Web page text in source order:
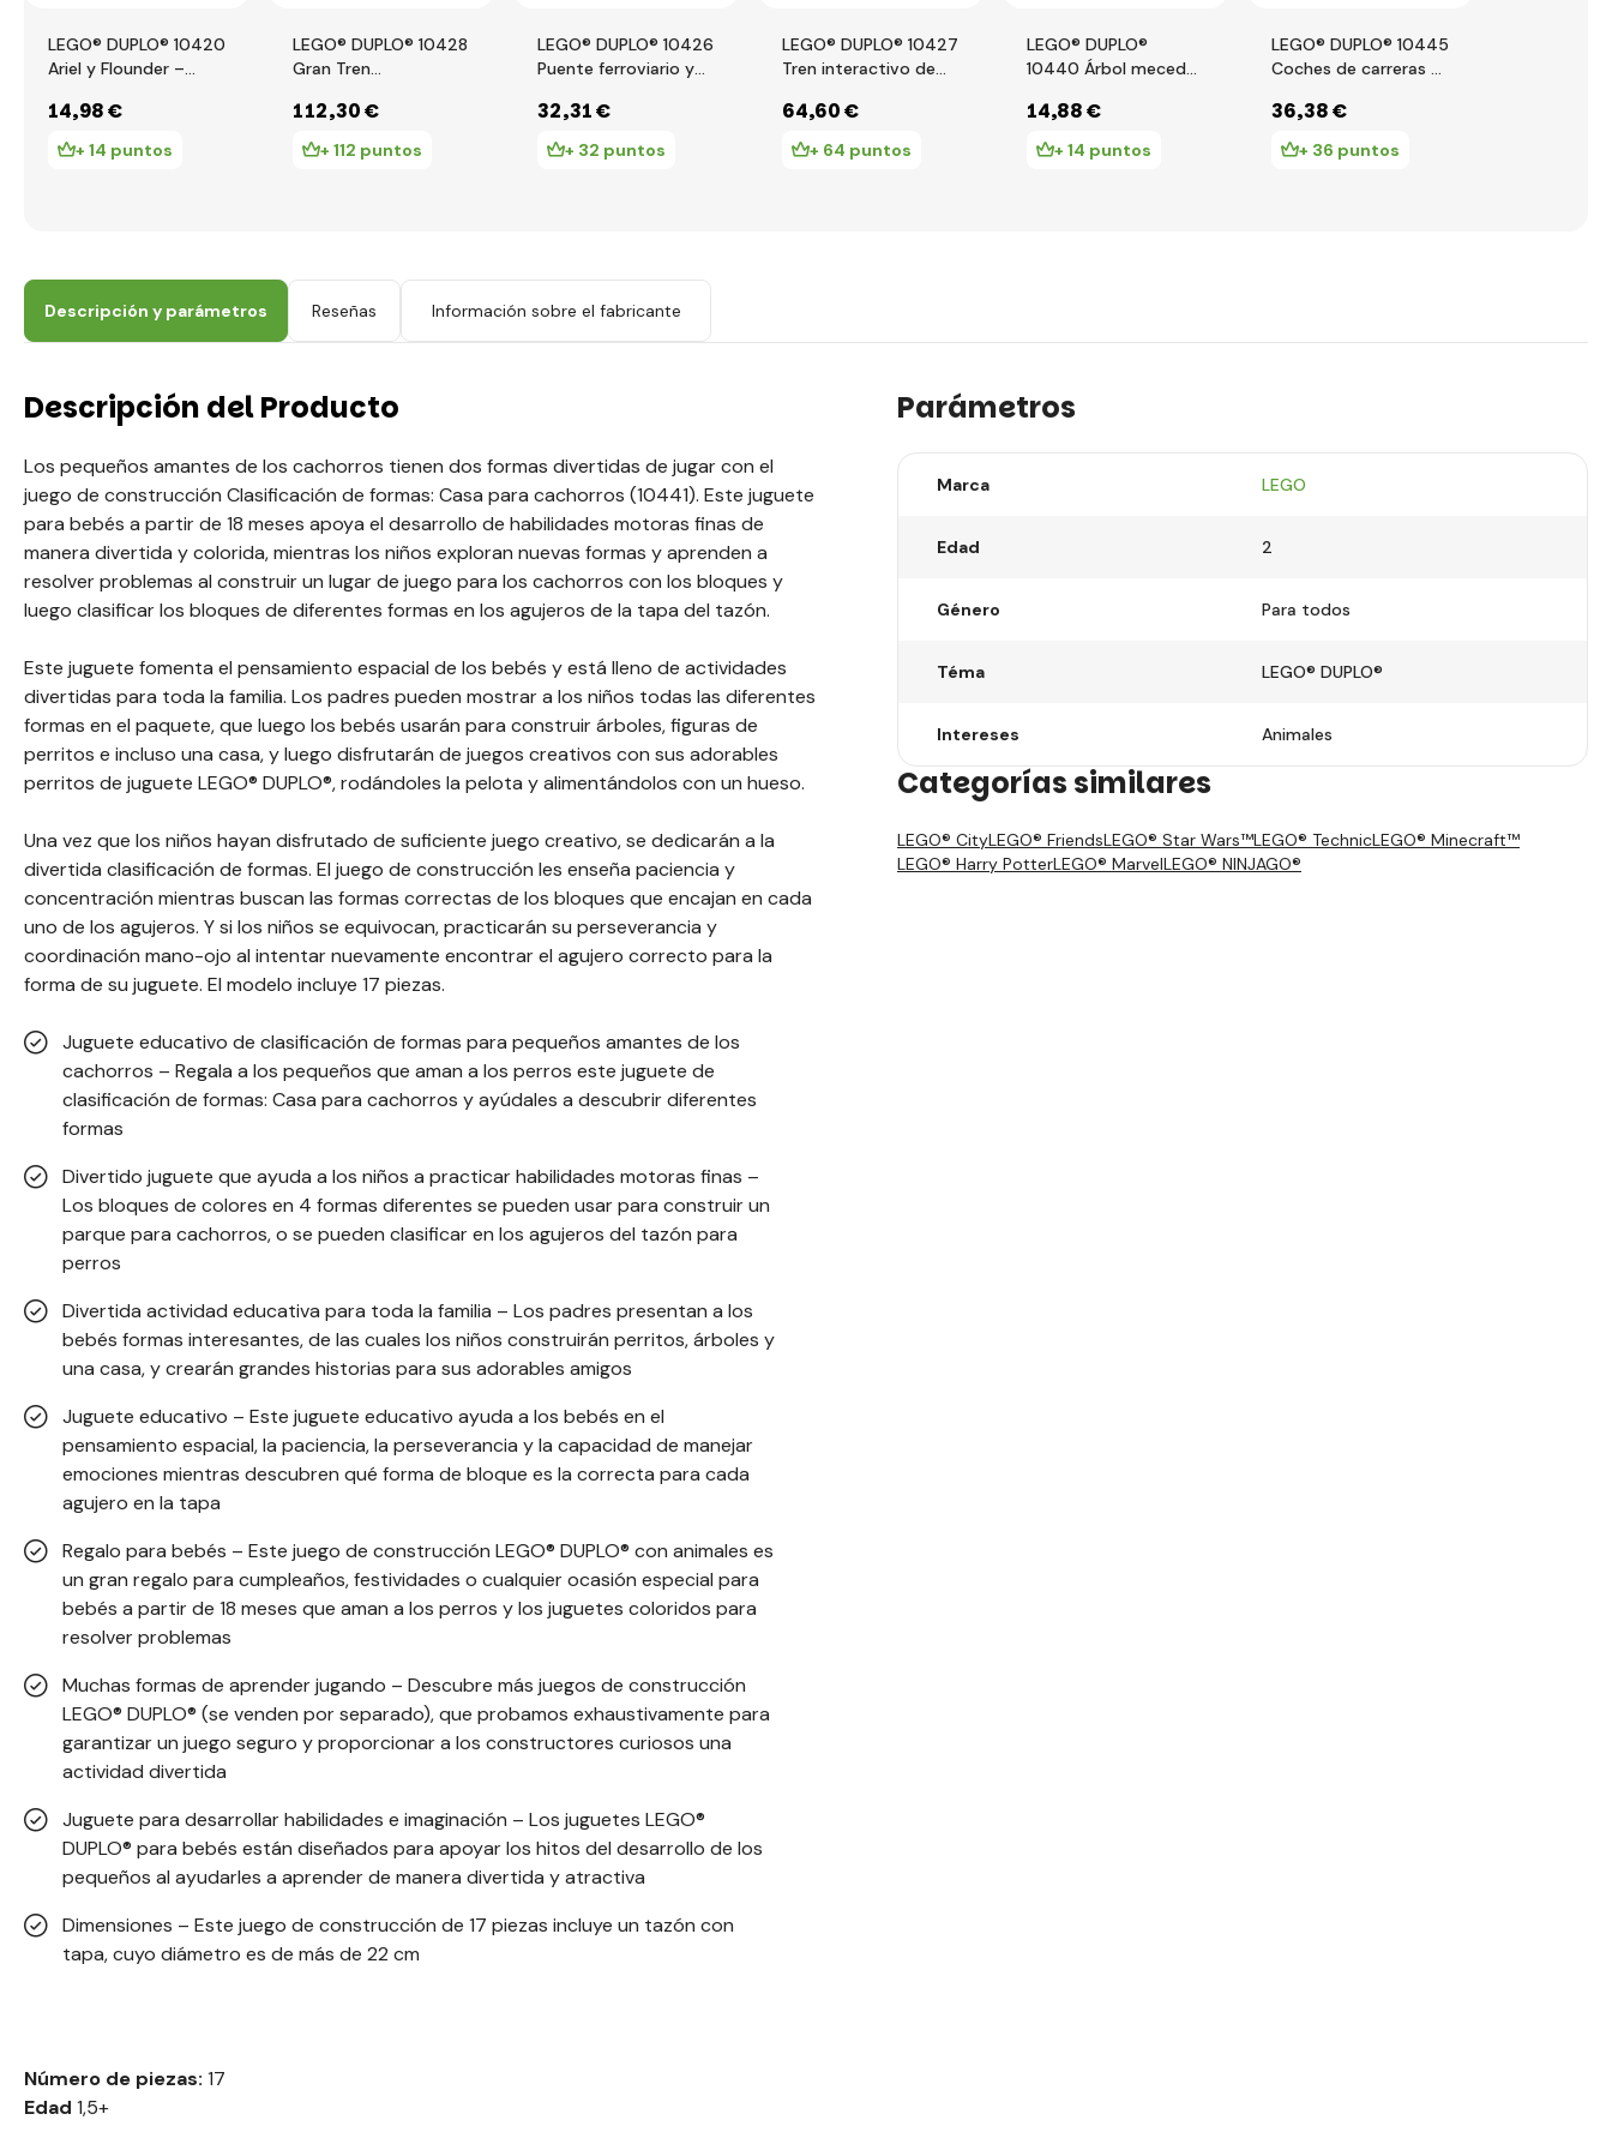
LEGO® DUPLO® 10420
Ariel y Flounder –
14,98 €
+ 14 puntos
LEGO® DUPLO® 10428
Gran Tren
Interactivo
112,30 €
+ 112 puntos
LEGO® DUPLO® 10426
Puente ferroviario y
expansión
32,31 €
+ 32 puntos
LEGO® DUPLO® 10427
Tren interactivo de
64,60 €
+ 64 puntos
LEGO® DUPLO®
10440 Árbol mecedor
14,88 €
+ 14 puntos
LEGO® DUPLO® 10445
Coches de carreras y
equipo F1®
36,38 €
+ 36 puntos
Descripción y parámetros Reseñas Información sobre el fabricante
Descripción del Producto
Los pequeños amantes de los cachorros tienen dos formas divertidas de jugar con el
juego de construcción Clasificación de formas: Casa para cachorros (10441). Este juguete
para bebés a partir de 18 meses apoya el desarrollo de habilidades motoras finas de
manera divertida y colorida, mientras los niños exploran nuevas formas y aprenden a
resolver problemas al construir un lugar de juego para los cachorros con los bloques y
luego clasificar los bloques de diferentes formas en los agujeros de la tapa del tazón.
Este juguete fomenta el pensamiento espacial de los bebés y está lleno de actividades
divertidas para toda la familia. Los padres pueden mostrar a los niños todas las diferentes
formas en el paquete, que luego los bebés usarán para construir árboles, figuras de
perritos e incluso una casa, y luego disfrutarán de juegos creativos con sus adorables
perritos de juguete LEGO® DUPLO®, rodándoles la pelota y alimentándolos con un hueso.
Una vez que los niños hayan disfrutado de suficiente juego creativo, se dedicarán a la
divertida clasificación de formas. El juego de construcción les enseña paciencia y
concentración mientras buscan las formas correctas de los bloques que encajan en cada
uno de los agujeros. Y si los niños se equivocan, practicarán su perseverancia y
coordinación mano-ojo al intentar nuevamente encontrar el agujero correcto para la
forma de su juguete. El modelo incluye 17 piezas.
Juguete educativo de clasificación de formas para pequeños amantes de los
cachorros – Regala a los pequeños que aman a los perros este juguete de
clasificación de formas: Casa para cachorros y ayúdales a descubrir diferentes
formas
Divertido juguete que ayuda a los niños a practicar habilidades motoras finas –
Los bloques de colores en 4 formas diferentes se pueden usar para construir un
parque para cachorros, o se pueden clasificar en los agujeros del tazón para
perros
Divertida actividad educativa para toda la familia – Los padres presentan a los
bebés formas interesantes, de las cuales los niños construirán perritos, árboles y
una casa, y crearán grandes historias para sus adorables amigos
Juguete educativo – Este juguete educativo ayuda a los bebés en el
pensamiento espacial, la paciencia, la perseverancia y la capacidad de manejar
emociones mientras descubren qué forma de bloque es la correcta para cada
agujero en la tapa
Regalo para bebés – Este juego de construcción LEGO® DUPLO® con animales es
un gran regalo para cumpleaños, festividades o cualquier ocasión especial para
bebés a partir de 18 meses que aman a los perros y los juguetes coloridos para
resolver problemas
Muchas formas de aprender jugando – Descubre más juegos de construcción
LEGO® DUPLO® (se venden por separado), que probamos exhaustivamente para
garantizar un juego seguro y proporcionar a los constructores curiosos una
actividad divertida
Juguete para desarrollar habilidades e imaginación – Los juguetes LEGO®
DUPLO® para bebés están diseñados para apoyar los hitos del desarrollo de los
pequeños al ayudarles a aprender de manera divertida y atractiva
Dimensiones – Este juego de construcción de 17 piezas incluye un tazón con
tapa, cuyo diámetro es de más de 22 cm
Número de piezas: 17
Edad 1,5+
Parámetros
Marca LEGO
Edad 2
Género Para todos
Téma LEGO® DUPLO®
Intereses Animales
Categorías similares
LEGO® CityLEGO® FriendsLEGO® Star Wars™LEGO® TechnicLEGO® Minecraft™
LEGO® Harry PotterLEGO® MarvelLEGO® NINJAGO®